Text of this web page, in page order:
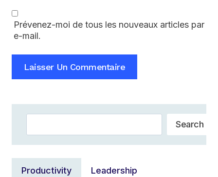
Prévenez-moi de tous les nouveaux articles par
e-mail.
Search
Productivity Leadership